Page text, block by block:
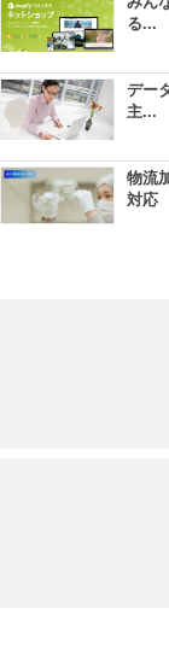
る...
デー
主...
物流
対応